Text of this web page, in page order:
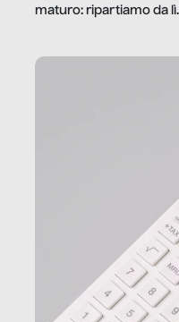
maturo: ripartiamo da lì.